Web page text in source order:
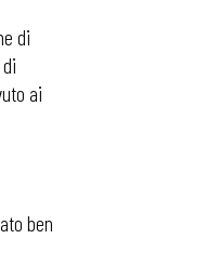
di
ai
ben